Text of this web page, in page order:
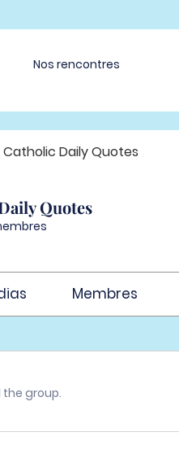
Nos rencontres
Catholic Daily Quotes
Quotes
Membres
the group.